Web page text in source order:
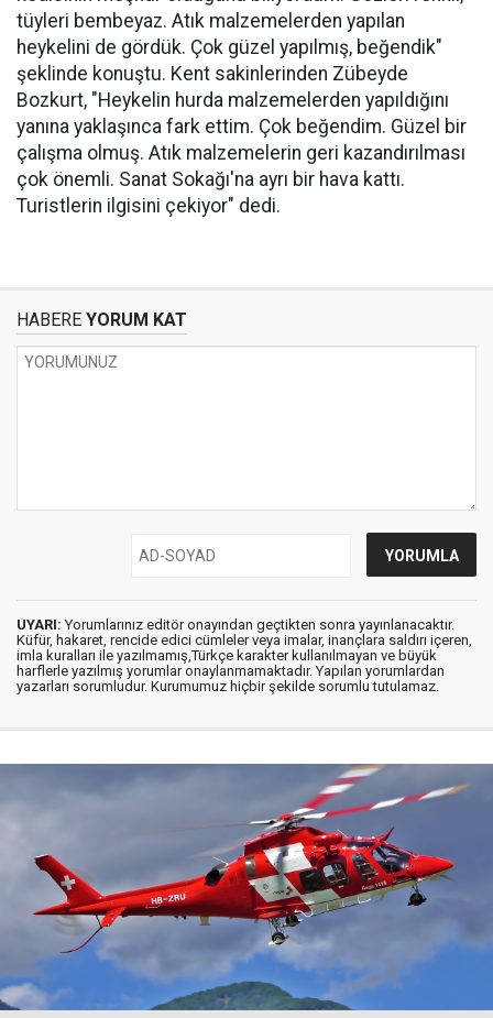
tüyleri bembeyaz. Atık malzemelerden yapılan
heykelini de gördük. Çok güzel yapılmış, beğendik"
şeklinde konuştu. Kent sakinlerinden Zübeyde
Bozkurt, "Heykelin hurda malzemelerden yapıldığını
yanına yaklaşınca fark ettim. Çok beğendim. Güzel bir
çalışma olmuş. Atık malzemelerin geri kazandırılması
çok önemli. Sanat Sokağı'na ayrı bir hava kattı.
Turistlerin ilgisini çekiyor" dedi.
HABERE YORUM KAT
UYARI: Yorumlarınız editör onayından geçtikten sonra yayınlanacaktır.
Küfür, hakaret, rencide edici cümleler veya imalar, inançlara saldırı içeren,
imla kuralları ile yazılmamış,Türkçe karakter kullanılmayan ve büyük
harflerle yazılmış yorumlar onaylanmamaktadır. Yapılan yorumlardan
yazarları sorumludur. Kurumumuz hiçbir şekilde sorumlu tutulamaz.